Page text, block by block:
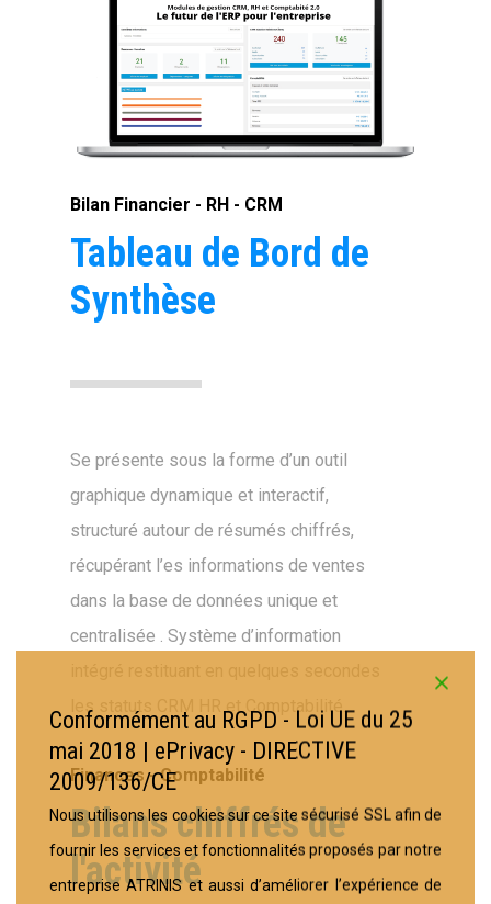
Bilan Financier - RH - CRM
Tableau de Bord de
Synthèse
Se présente sous la forme d’un outil
graphique dynamique et interactif,
structuré autour de résumés chiffrés,
récupérant l’es informations de ventes
dans la base de données unique et
centralisée . Système d’information
les statuts CRM HR et Comptabilité.
Finances - Comptabilité
Bilans chiffrés de
l'activité
Conformément au RGPD - Loi UE du 25
mai 2018 | ePrivacy - DIRECTIVE
2009/136/CE
Nous utilisons les cookies sur ce site sécurisé SSL afin de
fournir les services et fonctionnalités proposés par notre
entreprise ATRINIS et aussi d’améliorer l’expérience de